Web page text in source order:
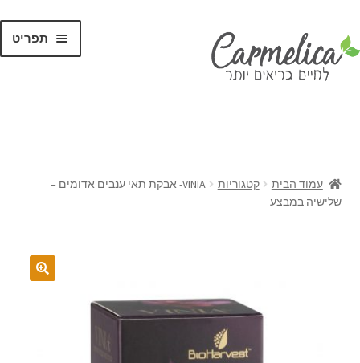
תפריט
עמוד הבית קטגוריות
VINIA- אבקת תאי ענבים אדומים –
שלישיה במבצע